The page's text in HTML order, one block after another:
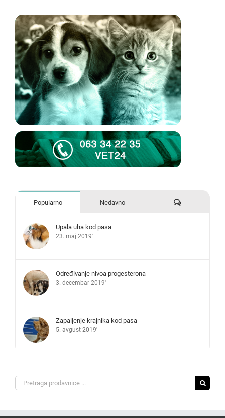
Popularno Nedavno Komentari
Upala uha kod pasa
23. maj 2019'
Određivanje nivoa progesterona
3. decembar 2019'
Zapaljenje krajnika kod pasa
5. avgust 2019'
Search
for: